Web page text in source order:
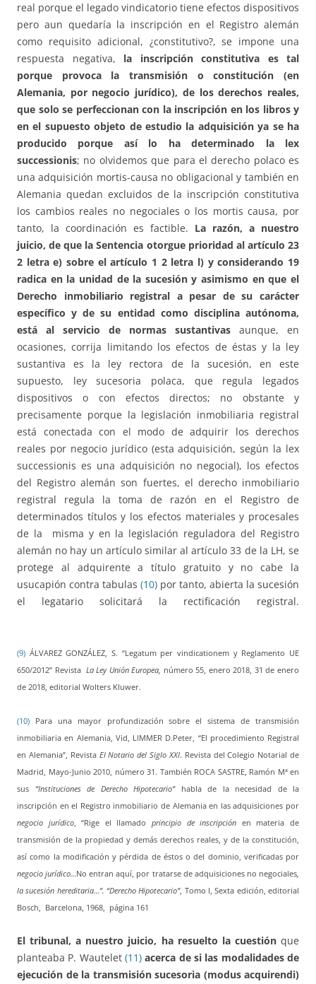
real porque el legado vindicatorio tiene efectos dispositivos
pero aun quedaría la inscripción en el Registro alemán
como requisito adicional, ¿constitutivo?, se impone una
respuesta negativa, la inscripción constitutiva es tal
porque provoca la transmisión o constitución (en
Alemania, por negocio jurídico), de los derechos reales,
que solo se perfeccionan con la inscripción en los libros y
en el supuesto objeto de estudio la adquisición ya se ha
producido porque así lo ha determinado la lex
successionis; no olvidemos que para el derecho polaco es
una adquisición mortis-causa no obligacional y también en
Alemania quedan excluidos de la inscripción constitutiva
los cambios reales no negociales o los mortis causa, por
tanto, la coordinación es factible. La razón, a nuestro
juicio, de que la Sentencia otorgue prioridad al artículo 23
2 letra e) sobre el artículo 1 2 letra l) y considerando 19
radica en la unidad de la sucesión y asimismo en que el
Derecho inmobiliario registral a pesar de su carácter
específico y de su entidad como disciplina autónoma,
está al servicio de normas sustantivas aunque, en
ocasiones, corrija limitando los efectos de éstas y la ley
sustantiva es la ley rectora de la sucesión, en este
supuesto, ley sucesoria polaca, que regula legados
dispositivos o con efectos directos; no obstante y
precisamente porque la legislación inmobiliaria registral
está conectada con el modo de adquirir los derechos
reales por negocio jurídico (esta adquisición, según la lex
successionis es una adquisición no negocial), los efectos
del Registro alemán son fuertes, el derecho inmobiliario
registral regula la toma de razón en el Registro de
determinados títulos y los efectos materiales y procesales
de la misma y en la legislación reguladora del Registro
alemán no hay un artículo similar al artículo 33 de la LH, se
protege al adquirente a título gratuito y no cabe la
usucapión contra tabulas (10) por tanto, abierta la sucesión
el legatario solicitará la rectificación registral.
(9) ÁLVAREZ GONZÁLEZ, S. “Legatum per vindicationem y Reglamento UE
650/2012” Revista La Ley UniónEuropea, número 55, enero 2018, 31 de enero
de 2018, editorial Wolters Kluwer.
(10) Para una mayor profundización sobre el sistema de transmisión
inmobiliaria en Alemania, Vid, LIMMER D.Peter, “El procedimiento Registral
en Alemania”, Revista El Notario del Siglo XXI. Revista del Colegio Notarial de
Madrid, Mayo-Junio 2010, número 31. También ROCA SASTRE, Ramón Mª en
sus “Instituciones de Derecho Hipotecario”habla de la necesidad de la
inscripción en el Registro inmobiliario de Alemania en las adquisiciones por
negocio jurídico, “Rige el llamadoprincipio de inscripción en materia de
transmisión de la propiedad y demás derechos reales, y de la constitución,
así como la modificación y pérdida de éstos o del dominio, verificadas por
negocio jurídico…No entran aquí, por tratarse de adquisiciones no negociales,
la sucesión hereditaria…”. “Derecho Hipotecario”, Tomo I, Sexta edición, editorial
Bosch, Barcelona, 1968, página 161
El tribunal, a nuestro juicio, ha resuelto la cuestiónque
planteaba P. Wautelet (11) acerca de si las modalidades de
ejecución de la transmisión sucesoria (modus acquirendi)